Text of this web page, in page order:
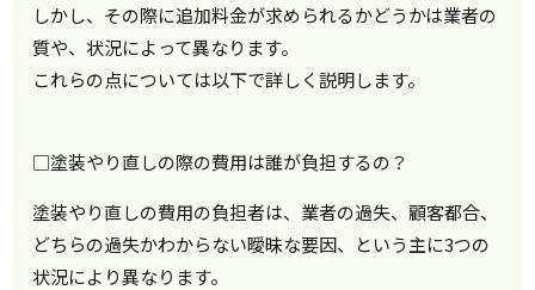
しかし、その際に追加料金が求められるかどうかは業者の
質や、状況によって異なります。
これらの点については以下で詳しく説明します。
□塗装やり直しの際の費用は誰が負担するの？
塗装やり直しの費用の負担者は、業者の過失、顧客都合、
どちらの過失かわからない曖昧な要因、という主に3つの
状況により異なります。